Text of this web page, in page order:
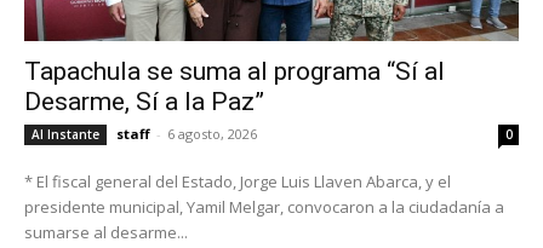
Tapachula se suma al programa “Sí al
Desarme, Sí a la Paz”
Al Instante staff - 6 agosto, 2026 0
* El fiscal general del Estado, Jorge Luis Llaven Abarca, y el
presidente municipal, Yamil Melgar, convocaron a la ciudadanía a
sumarse al desarme...